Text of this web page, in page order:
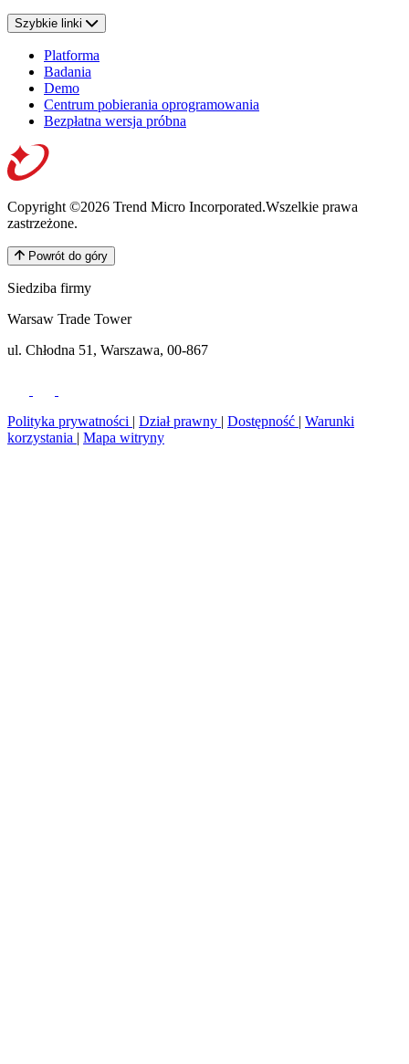
Szybkie linki
Platforma
Badania
Demo
Centrum pobierania oprogramowania
Bezpłatna wersja próbna
Copyright ©2026 Trend Micro Incorporated.Wszelkie prawa
zastrzeżone.
Powrót do góry
Siedziba firmy
Warsaw Trade Tower
ul. Chłodna 51, Warszawa, 00-867
Polityka prywatności | Dział prawny | Dostępność | Warunki
korzystania | Mapa witryny